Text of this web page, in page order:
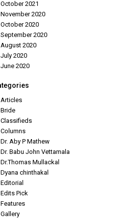
October 2021
November 2020
October 2020
September 2020
August 2020
July 2020
June 2020
Articles
Bride
Classifieds
Columns
Dr. Aby P Mathew
Dr. Babu John Vettamala
Dr.Thomas Mullackal
Dyana chinthakal
Editorial
Edits Pick
Features
Gallery